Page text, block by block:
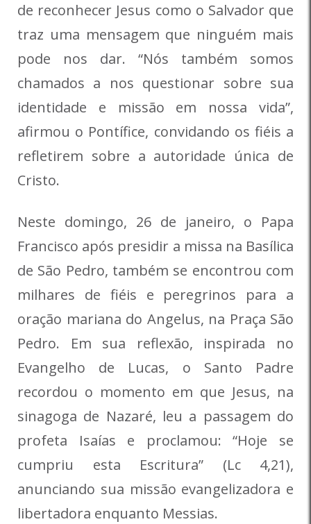
de reconhecer Jesus como o Salvador que
traz uma mensagem que ninguém mais
pode nos dar. “Nós também somos
chamados a nos questionar sobre sua
identidade e missão em nossa vida”,
afirmou o Pontífice, convidando os fiéis a
refletirem sobre a autoridade única de
Cristo.
Neste domingo, 26 de janeiro, o Papa
Francisco após presidir a missa na Basílica
de São Pedro, também se encontrou com
milhares de fiéis e peregrinos para a
oração mariana do Angelus, na Praça São
Pedro. Em sua reflexão, inspirada no
Evangelho de Lucas, o Santo Padre
recordou o momento em que Jesus, na
sinagoga de Nazaré, leu a passagem do
profeta Isaías e proclamou: “Hoje se
cumpriu esta Escritura” (Lc 4,21),
anunciando sua missão evangelizadora e
libertadora enquanto Messias.